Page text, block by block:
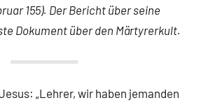
155). Der Bericht über seine
Dokument über den Märtyrerkult.
„Lehrer, wir haben jemanden